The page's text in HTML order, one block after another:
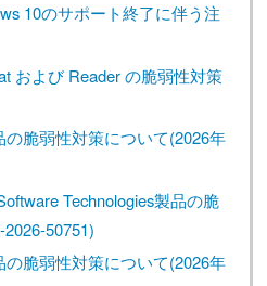
10のサポート終了に伴う注
および Reader の脆弱性対策
の脆弱性対策について(2026年
Technologies製品の脆
50751)
の脆弱性対策について(2026年